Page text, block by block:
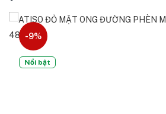
(ĐIỂM BÁN )
(TIN TỨC )
-9%
Nổi bật